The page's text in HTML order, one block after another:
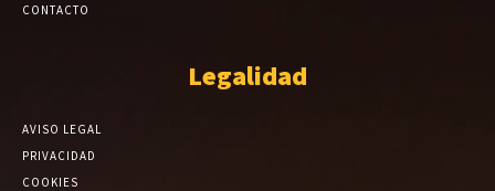
CONTACTO
Legalidad
AVISO LEGAL
PRIVACIDAD
COOKIES